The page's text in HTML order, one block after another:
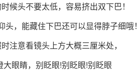
候头不要太低，容易挤出双下巴！
头，能藏住下巴还可以显得脖子细哦！
注意看镜头上方大概三厘米处，
大眼睛，别眨眼!别眨眼!别眨眼